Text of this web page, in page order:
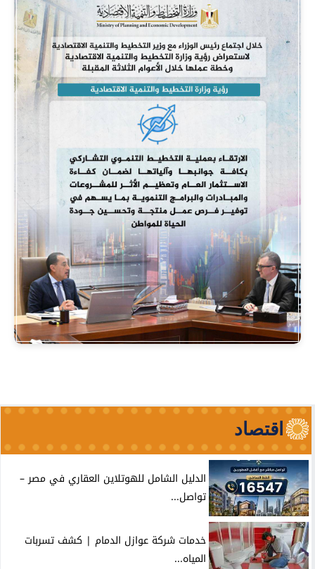
اقتصاد
الدليل الشامل للهوتلاين العقاري في مصر –
تواصل...
خدمات شركة عوازل الدمام | كشف تسربات
المياه...